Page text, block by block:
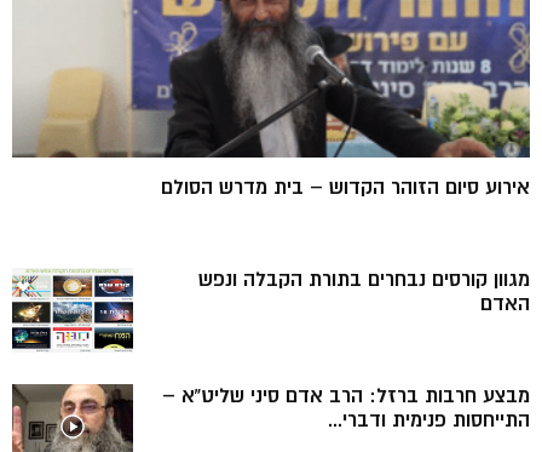
אירוע סיום הזוהר הקדוש – בית מדרש הסולם
מגוון קורסים נבחרים בתורת הקבלה ונפש
האדם
מבצע חרבות ברזל: הרב אדם סיני שליט”א –
התייחסות פנימית ודברי...